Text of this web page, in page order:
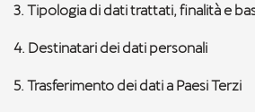
3. Tipologia di dati trattati, finalità e
4. Destinatari dei dati personali
5. Trasferimento dei dati a Paesi Terzi